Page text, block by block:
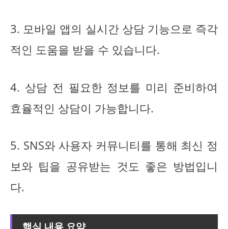
3. 모바일 앱의 실시간 상담 기능으로 즉각
적인 도움을 받을 수 있습니다.
4. 상담 전 필요한 정보를 미리 준비하여
효율적인 상담이 가능합니다.
5. SNS와 사용자 커뮤니티를 통해 최신 정
보와 팁을 공유받는 것도 좋은 방법입니
다.
핵심 내용 요약